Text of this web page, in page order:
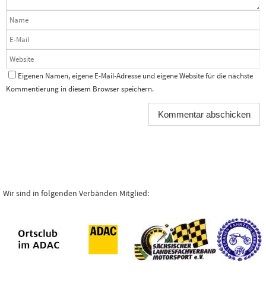
Eigenen Namen, eigene E-Mail-Adresse und eigene Website für die nächste
Kommentierung in diesem Browser speichern.
Wir sind in folgenden Verbänden Mitglied: